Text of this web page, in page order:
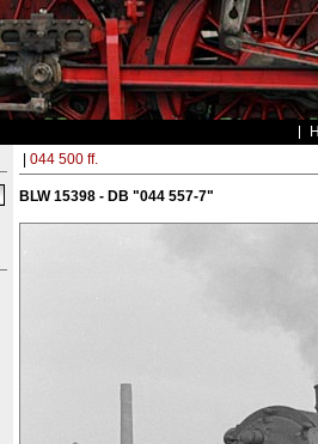
044 500 ff.
BLW 15398 - DB "044 557-7"